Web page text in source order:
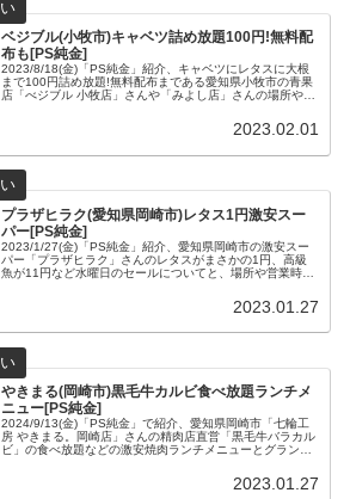
ベジブル(小牧市)キャベツ詰め放題100円!無料配
布も[PS純金]
2023/8/18(金)「PS純金」紹介、キャベツにレタスに大根
まで100円詰め放題!無料配布まである愛知県小牧市の青果
店「べジブル 小牧店」さんや「みよし店」さんの場所や営
ールや無料配布についてまとめてみました。2023.02.01
プラザヒラク(愛知県岡崎市)レタス1円激安スー
パー[PS純金]
2023/1/27(金)「PS純金」紹介、愛知県岡崎市の激安スー
パー「プラザヒラク」さんのレタスがまさかの1円、高級
魚が11円など水曜日のセールについてと、場所や営業時間
2023.01.27
やきまる(岡崎市)黒毛牛カルビ食べ放題ランチメ
ニュー[PS純金]
2024/9/13(金)「PS純金」で紹介、愛知県岡崎市「七輪工
房 やきまる。岡崎店」さんの精肉店直営「黒毛牛バラカル
ビ」の食べ放題などの激安焼肉ランチメニューとグランド
2023.01.27